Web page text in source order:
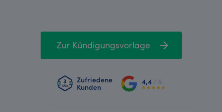
Zur Kündigungsvorlage
Zufriedene
Kunden
4,4 / 5